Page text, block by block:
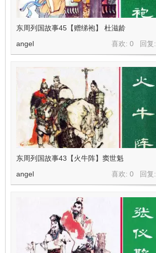
东周列国故事45【赠绨袍】 杜滋龄
喜欢: 0 回复:
angel
东周列国故事43【火牛阵】窦世魁
喜欢: 0 回复:
angel